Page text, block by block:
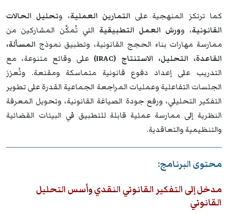
كما ترتكز المنهجية على التمارين العملية، وتحليل الحالات
القانونية، وورش العمل التطبيقية التي تُمكّن المشاركين من
ممارسة مهارات بناء الحجج القانونية، وتطبيق نموذج المسألة،
القاعدة، التحليل، الاستنتاج (IRAC)
على وقائع متنوعة، مع
التدريب على إعداد دفوع قانونية متماسكة ومقنعة. وتُعزز
الجلسات التفاعلية وعمليات المراجعة الجماعية القدرة على تطوير
التفكير التحليلي، ورفع جودة الصياغة القانونية، وتحويل المعرفة
النظرية إلى ممارسة عملية قابلة للتطبيق في البيئات القضائية
والتنظيمية والتعاقدية.
محتوى البرنامج:
مدخل إلى التفكير القانوني النقدي وأسس التحليل
القانوني